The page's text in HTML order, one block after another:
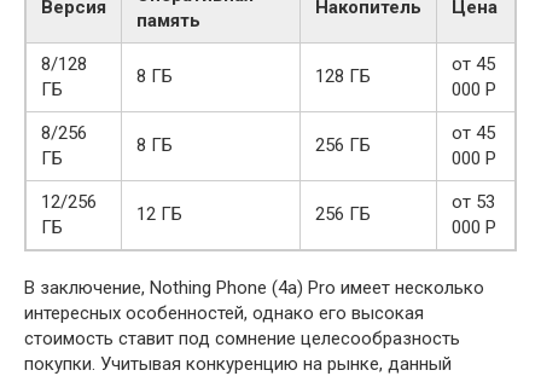
Версия
память
Накопитель Цена
8/128
ГБ
8 ГБ 128 ГБ
от 45
000 Р
8/256
ГБ
8 ГБ 256 ГБ
от 45
000 Р
12/256
ГБ
12 ГБ 256 ГБ
от 53
000 Р
В заключение, Nothing Phone (4a) Pro имеет несколько
интересных особенностей, однако его высокая
стоимость ставит под сомнение целесообразность
покупки. Учитывая конкуренцию на рынке, данный